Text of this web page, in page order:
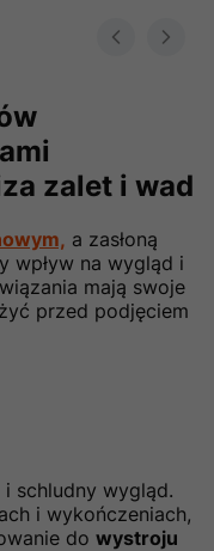
zalet i wad
a zasłoną
wpływ na wygląd i
mają swoje
przed podjęciem
schludny wygląd.
i wykończeniach,
do wystroju